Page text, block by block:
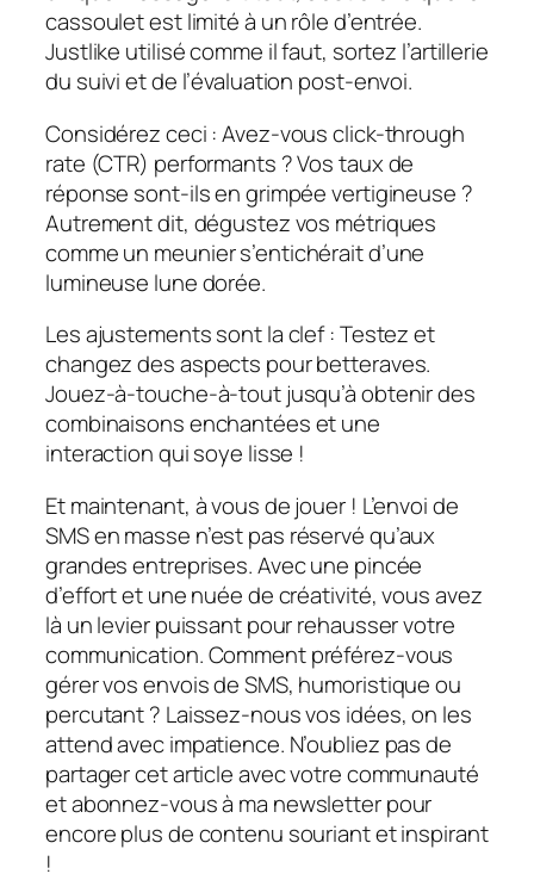
cassoulet est limité à un rôle d’entrée.
Justlike utilisé comme il faut, sortez l’artillerie
du suivi et de l’évaluation post-envoi.
Considérez ceci : Avez-vous click-through
rate (CTR) performants ? Vos taux de
réponse sont-ils en grimpée vertigineuse ?
Autrement dit, dégustez vos métriques
comme un meunier s’entichérait d’une
lumineuse lune dorée.
Les ajustements sont la clef : Testez et
changez des aspects pour betteraves.
Jouez-à-touche-à-tout jusqu’à obtenir des
combinaisons enchantées et une
interaction qui soye lisse !
Et maintenant, à vous de jouer ! L’envoi de
SMS en masse n’est pas réservé qu’aux
grandes entreprises. Avec une pincée
d’effort et une nuée de créativité, vous avez
là un levier puissant pour rehausser votre
communication. Comment préférez-vous
gérer vos envois de SMS, humoristique ou
percutant ? Laissez-nous vos idées, on les
attend avec impatience. N’oubliez pas de
partager cet article avec votre communauté
et abonnez-vous à ma newsletter pour
encore plus de contenu souriant et inspirant
!